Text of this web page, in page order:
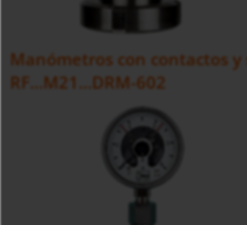
Manómetros con contactos
RF...M21...DRM-602